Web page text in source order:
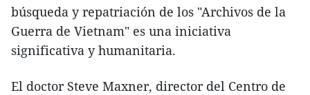
búsqueda y repatriación de los "Archivos de la
Guerra de Vietnam" es una iniciativa
significativa y humanitaria.
El doctor Steve Maxner, director del Centro de